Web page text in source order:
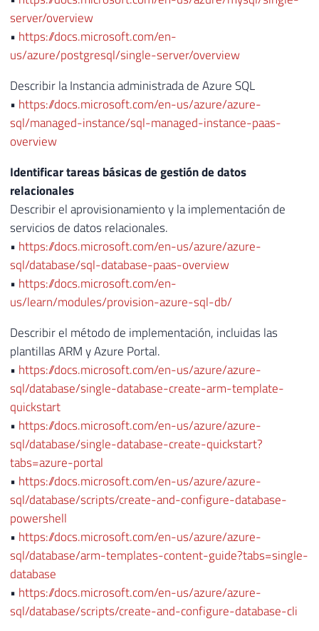
server/overview
• https://docs.microsoft.com/en-
us/azure/postgresql/single-server/overview
Describir la Instancia administrada de Azure SQL
• https://docs.microsoft.com/en-us/azure/azure-
sql/managed-instance/sql-managed-instance-paas-
overview
Identificar tareas básicas de gestión de datos
relacionales
Describir el aprovisionamiento y la implementación de
servicios de datos relacionales.
• https://docs.microsoft.com/en-us/azure/azure-
sql/database/sql-database-paas-overview
• https://docs.microsoft.com/en-
us/learn/modules/provision-azure-sql-db/
Describir el método de implementación, incluidas las
plantillas ARM y Azure Portal.
• https://docs.microsoft.com/en-us/azure/azure-
sql/database/single-database-create-arm-template-
quickstart
• https://docs.microsoft.com/en-us/azure/azure-
sql/database/single-database-create-quickstart?
tabs=azure-portal
• https://docs.microsoft.com/en-us/azure/azure-
sql/database/scripts/create-and-configure-database-
powershell
• https://docs.microsoft.com/en-us/azure/azure-
sql/database/arm-templates-content-guide?tabs=single-
database
• https://docs.microsoft.com/en-us/azure/azure-
sql/database/scripts/create-and-configure-database-cli